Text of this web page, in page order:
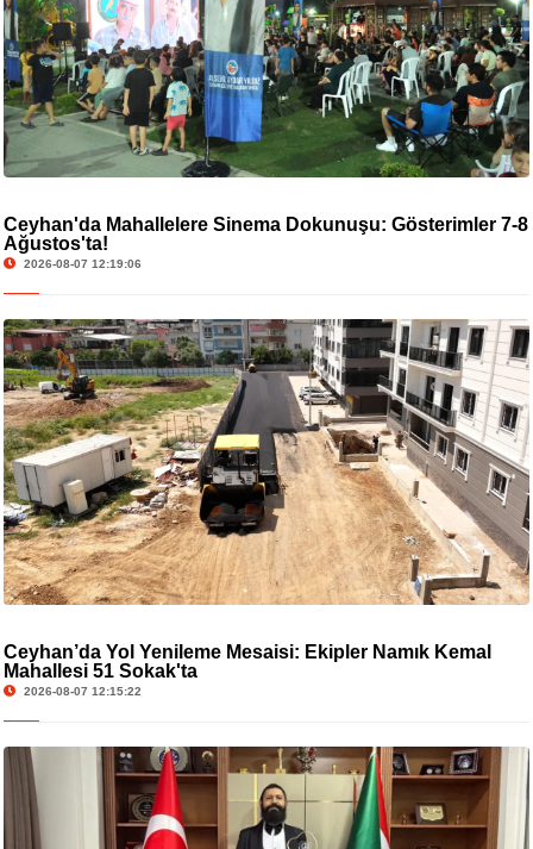
Ceyhan'da Mahallelere Sinema Dokunuşu: Gösterimler 7-8
Ağustos'ta!
2026-08-07 12:19:06
Ceyhan’da Yol Yenileme Mesaisi: Ekipler Namık Kemal
Mahallesi 51 Sokak'ta
2026-08-07 12:15:22